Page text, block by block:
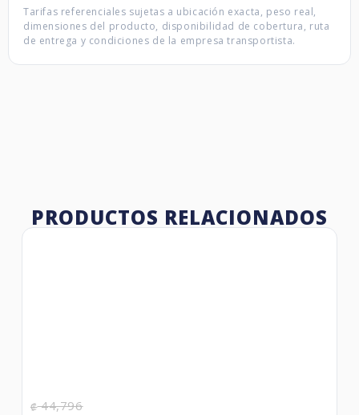
Tarifas referenciales sujetas a ubicación exacta, peso real,
dimensiones del producto, disponibilidad de cobertura, ruta
de entrega y condiciones de la empresa transportista.
PRODUCTOS RELACIONADOS
₡44,796